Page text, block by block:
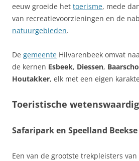
eeuw groeide het toerisme, mede
van recreatievoorzieningen en de
natuurgebieden.
De gemeente Hilvarenbeek omvat
de kernen Esbeek, Diessen,
Houtakker, elk met een eigen
Toeristische
Safaripark en Speelland
Een van de grootste trekpleisters